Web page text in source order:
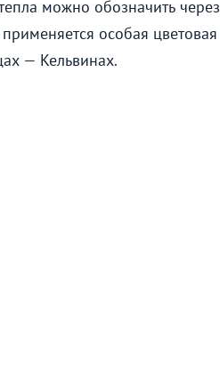
можно обозначить через
особая цветовая
— Кельвинах.